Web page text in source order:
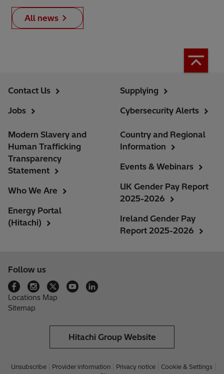
All news
Contact Us
Jobs
Supplying
Cybersecurity Alerts
Modern Slavery and
Human Trafficking
Transparency
Statement
Who We Are
Energy Portal
(Hitachi)
Country and Regional
Information
Events & Webinars
UK Gender Pay Report
2025-2026
Ireland Gender Pay
Report 2025-2026
Follow us
Locations Map
Sitemap
Hitachi Group Website
Unsubscribe Provider information Privacy notice
Cookie & Settings